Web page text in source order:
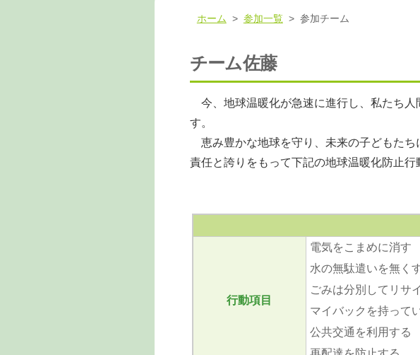
ホーム > 参加一覧> 参加チーム
チーム佐藤
今、地球温暖化が急速に進行し、私たち人
す。
恵み豊かな地球を守り、未来の子どもたち
責任と誇りをもって下記の地球温暖化防止行
行動項目
電気をこまめに消す
水の無駄遣いを無く
ごみは分別してリサ
マイバックを持って
公共交通を利用する